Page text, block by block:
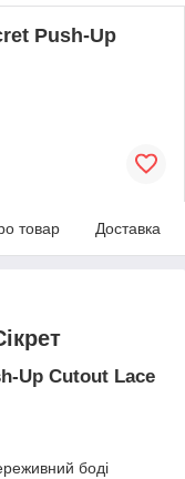
Push-Up
товар Доставка
Up Cutout Lace
боді